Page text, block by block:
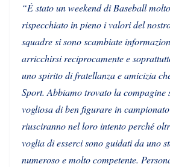
“È stato un weekend di Baseball
rispecchiato in pieno i valori del
squadre si sono scambiate
arricchirsi reciprocamente e
uno spirito di fratellanza e amicizia
Sport. Abbiamo trovato la compagine
vogliosa di ben figurare in
riusciranno nel loro intento perché
voglia di esserci sono guidati da uno
numeroso e molto competente.